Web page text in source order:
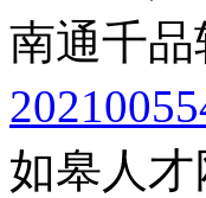
南通千
如皋人